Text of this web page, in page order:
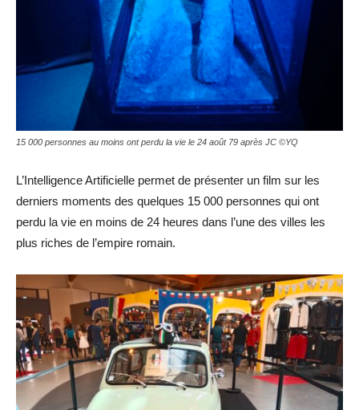
15 000 personnes au moins ont perdu la vie le 24 août 79 après JC ©YQ
L’Intelligence Artificielle permet de présenter un film sur les
derniers moments des quelques 15 000 personnes qui ont
perdu la vie en moins de 24 heures dans l’une des villes les
plus riches de l’empire romain.